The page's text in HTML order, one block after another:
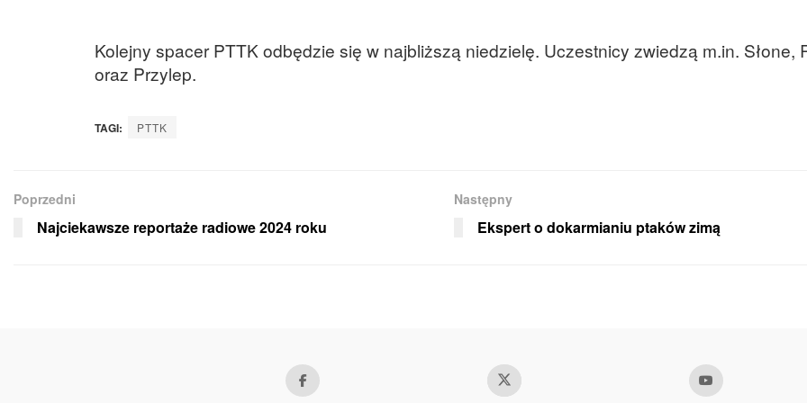
Kolejny spacer PTTK odbędzie się w najbliższą niedzielę. Uczestnicy zwiedzą m.in. Słone,
oraz Przylep.
TAGI: PTTK
Poprzedni
Najciekawsze reportaże radiowe 2024 roku
Następny
Ekspert o dokarmianiu ptaków zimą